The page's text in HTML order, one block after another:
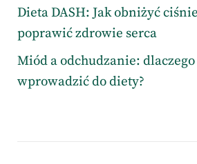
Dieta DASH: Jak obniżyć
poprawić zdrowie serca
Miód a odchudzanie:
wprowadzić do diety?